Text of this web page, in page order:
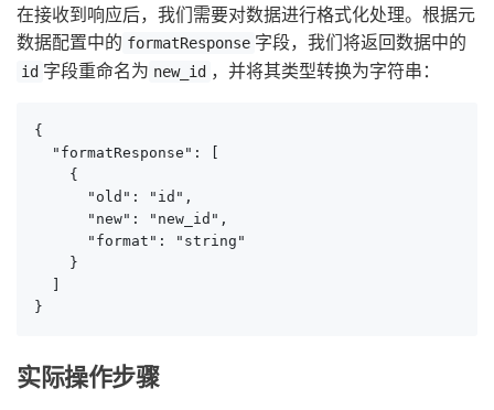
在接收到响应后，我们需要对数据进行格式化处理。根据元
数据配置中的 formatResponse 字段，我们将返回数据中的
id 字段重命名为 new_id ，并将其类型转换为字符串：
{
  "formatResponse": [
    {
      "old": "id",
      "new": "new_id",
      "format": "string"
    }
}
实际操作步骤